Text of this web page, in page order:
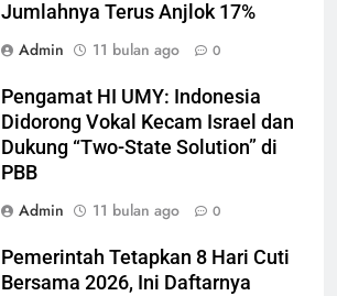
Jumlahnya Terus Anjlok 17%
Admin
11 bulan ago 0
Pengamat HI UMY: Indonesia
Didorong Vokal Kecam Israel dan
Dukung “Two-State Solution” di
PBB
Admin
11 bulan ago 0
Pemerintah Tetapkan 8 Hari Cuti
Bersama 2026, Ini Daftarnya